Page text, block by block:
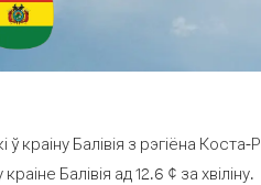
Балівія з рэгіёна Коста-
Балівія ад 12.6 ¢ за хвіліну.